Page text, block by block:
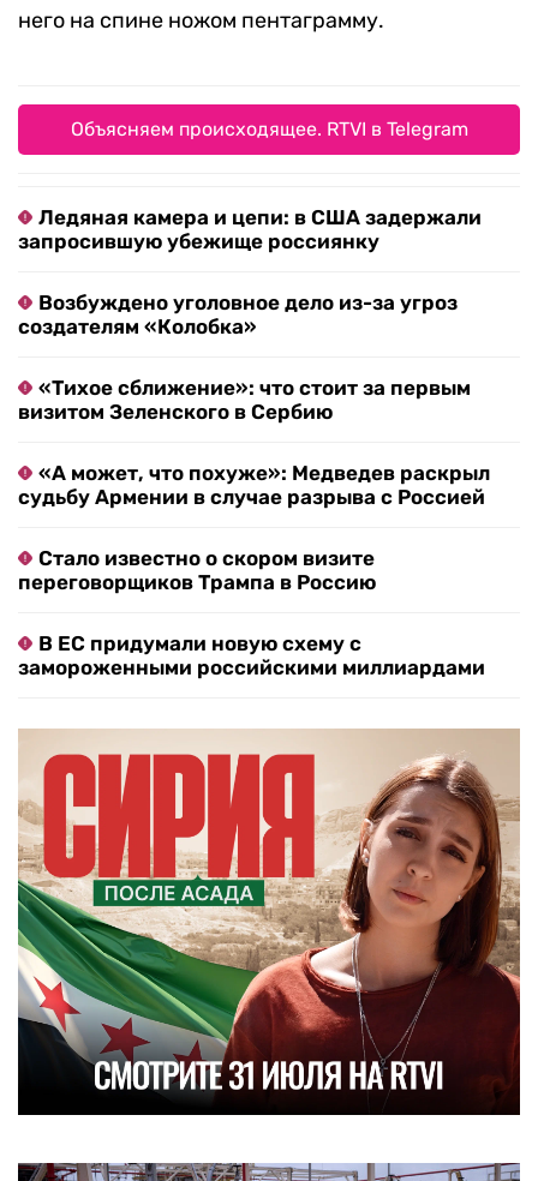
него на спине ножом пентаграмму.
Объясняем происходящее. RTVI в Telegram
Ледяная камера и цепи: в США задержали
запросившую убежище россиянку
Возбуждено уголовное дело из-за угроз
создателям «Колобка»
«Тихое сближение»: что стоит за первым
визитом Зеленского в Сербию
«А может, что похуже»: Медведев раскрыл
судьбу Армении в случае разрыва с Россией
Стало известно о скором визите
переговорщиков Трампа в Россию
В ЕС придумали новую схему с
замороженными российскими миллиардами